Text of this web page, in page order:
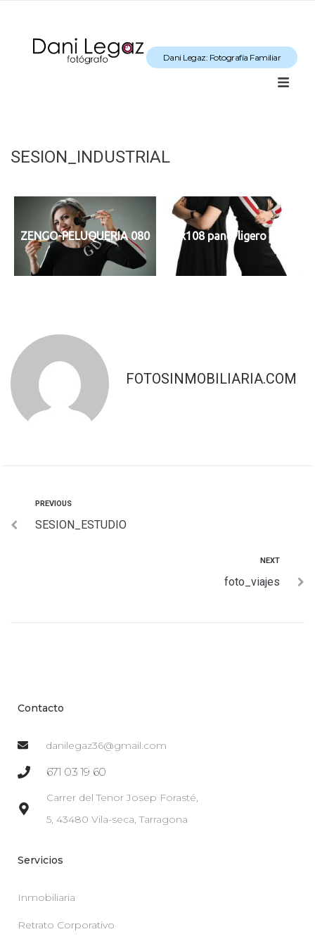
Dani Legaz: Fotografía Familiar
SESION_INDUSTRIAL
ZENGO-PELUQUERIA 080 60x108 panel ligero WEB
FOTOSINMOBILIARIA.COM
PREVIOUS
SESION_ESTUDIO
NEXT
foto_viajes
Contacto
danilegaz36@gmail.com
671 03 19 60
Carrer del Tenor Josep Forasté,
5, 43480 Vila-seca, Tarragona
Servicios
Inmobiliaria
Retrato Corporativo